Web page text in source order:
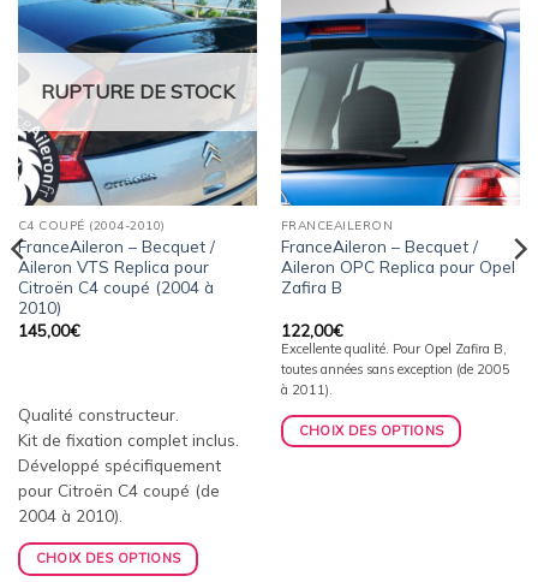
Ajouter
à la
wishlist
RUPTURE DE STOCK
C4 COUPÉ (2004-2010)
FranceAileron – Becquet /
Aileron VTS Replica pour
Citroën C4 coupé (2004 à
2010)
145,00€
Qualité constructeur.
Kit de fixation complet inclus.
Développé spécifiquement
pour Citroën C4 coupé (de
2004 à 2010).
CHOIX DES OPTIONS
Ajouter
à la
wishlist
FRANCEAILERON
FranceAileron – Becquet /
Aileron OPC Replica pour Opel
Zafira B
122,00€
Excellente qualité. Pour Opel Zafira B,
toutes années sans exception (de 2005
à 2011).
CHOIX DES OPTIONS